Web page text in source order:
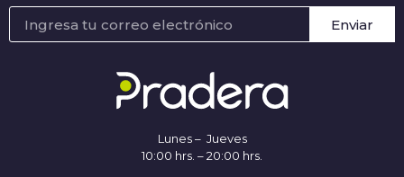
Enviar
Lunes – Jueves
10:00 hrs. – 20:00 hrs.